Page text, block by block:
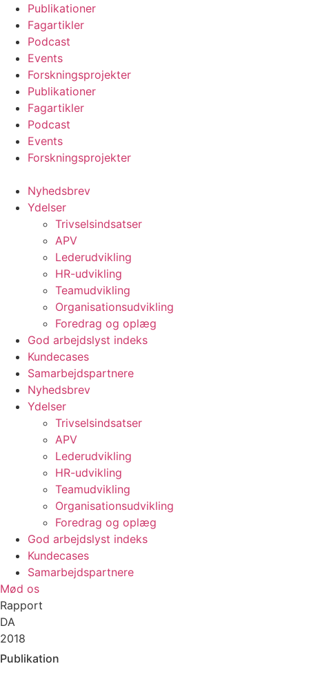
Videre
indhold
Publikationer
Fagartikler
Podcast
Events
Forskningsprojekter
Publikationer
Fagartikler
Podcast
Events
Forskningsprojekter
Nyhedsbrev
Ydelser
Trivselsindsatser
APV
Lederudvikling
HR-udvikling
Teamudvikling
Organisationsudvikling
Foredrag og oplæg
God arbejdslyst indeks
Kundecases
Samarbejdspartnere
Nyhedsbrev
Ydelser
Trivselsindsatser
APV
Lederudvikling
HR-udvikling
Teamudvikling
Organisationsudvikling
Foredrag og oplæg
God arbejdslyst indeks
Kundecases
Samarbejdspartnere
Mød os
Rapport
DA
2018
Publikation